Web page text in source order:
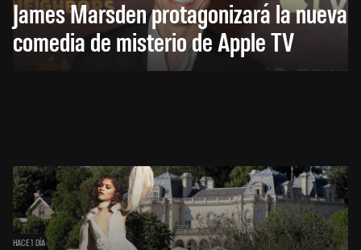
James Marsden protagonizará la nueva
comedia de misterio de Apple TV
HACE 1 DÍA